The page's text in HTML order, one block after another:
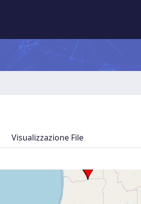
Visualizzazione File